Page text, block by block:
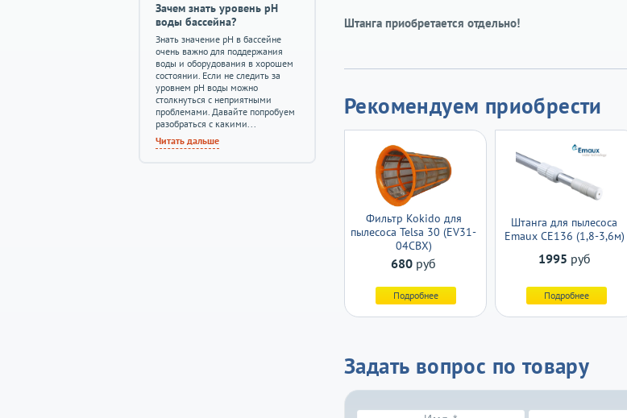
Штанга приобретается отдельно!
Рекомендуем приобрести
Фильтр Kokido для
пылесоса Telsa 30 (EV31-
04CBX)
680 руб
Подробнее
Штанга для пылесоса
Emaux CE136 (1,8-3,6м)
1995 руб
Подробнее
Задать вопрос по товару
Зачем знать уровень pH
воды бассейна?
Знать значение pH в бассейне
очень важно для поддержания
воды и оборудования в хорошем
состоянии. Если не следить за
уровнем pH воды можно
столкнуться с неприятными
проблемами. Давайте попробуем
разобраться с какими...
Читать дальше